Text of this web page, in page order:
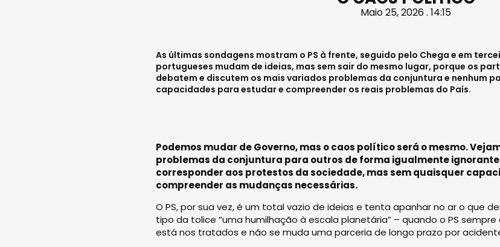
Maio 25, 2026 . 14:15
As últimas sondagens mostram o PS à frente, seguido pelo Chega e em
portugueses mudam de ideias, mas sem sair do mesmo lugar, porque os
debatem e discutem os mais variados problemas da conjuntura e nenhum
capacidades para estudar e compreender os reais problemas do País.
Podemos mudar de Governo, mas o caos político será o mesmo.
problemas da conjuntura para outros de forma igualmente
corresponder aos protestos da sociedade, mas sem quaisquer
compreender as mudanças necessárias.
O PS, por sua vez, é um total vazio de ideias e tenta apanhar no ar o que
tipo da tolice “uma humilhação à escala planetária” – quando o PS
está nos tratados e não se muda uma parceria de longo prazo por